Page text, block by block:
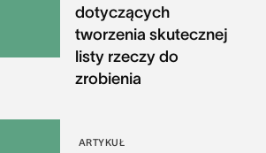
dotyczących
tworzenia skutecznej
listy rzeczy do
zrobienia
ARTYKUŁ